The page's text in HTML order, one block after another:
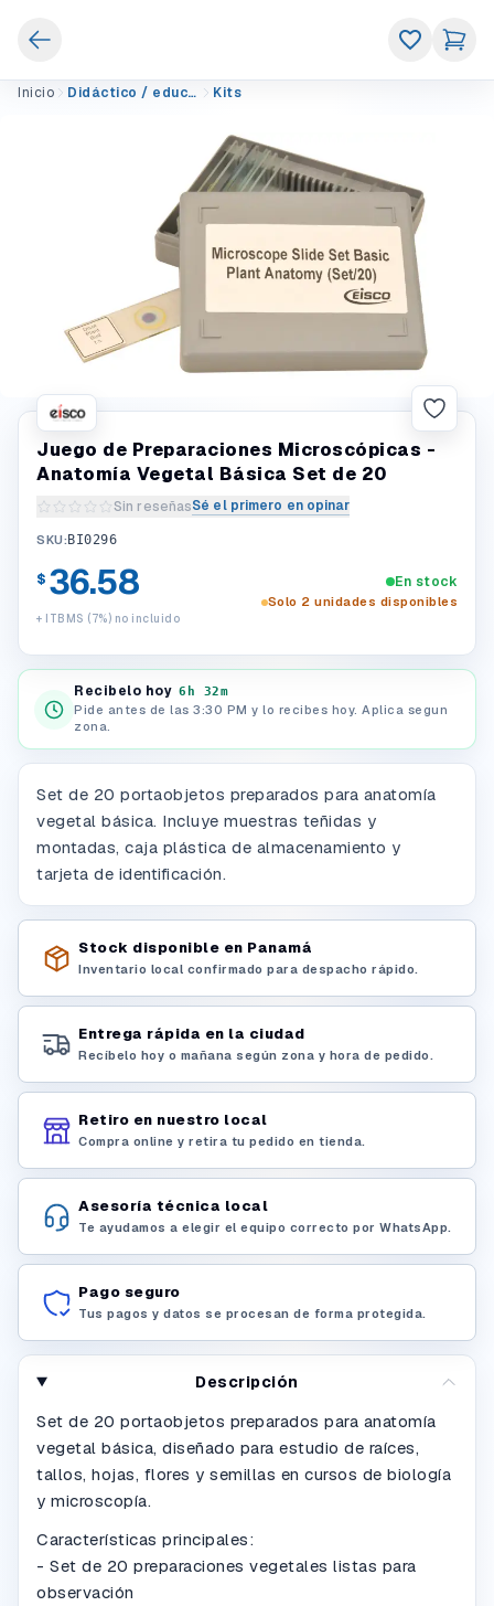
Inicio Didáctico / educativo Kits
Juego de Preparaciones Microscópicas -
Anatomía Vegetal Básica Set de 20
Sin reseñasSé el primero en opinar
Escribir una reseña del producto
SKU: BI0296
$ 36.58
+ ITBMS (7%) no incluido
En stock
Solo 2 unidades disponibles
Recibelo hoy 6h 32m
Pide antes de las 3:30 PM y lo recibes hoy. Aplica segun
zona.
Set de 20 portaobjetos preparados para anatomía
vegetal básica. Incluye muestras teñidas y
montadas, caja plástica de almacenamiento y
tarjeta de identificación.
Stock disponible en Panamá
Inventario local confirmado para despacho rápido.
Entrega rápida en la ciudad
Recíbelo hoy o mañana según zona y hora de pedido.
Retiro en nuestro local
Compra online y retira tu pedido en tienda.
Asesoría técnica local
Te ayudamos a elegir el equipo correcto por WhatsApp.
Pago seguro
Tus pagos y datos se procesan de forma protegida.
Descripción
Set de 20 portaobjetos preparados para anatomía
vegetal básica, diseñado para estudio de raíces,
tallos, hojas, flores y semillas en cursos de biología
y microscopía.
Características principales:
- Set de 20 preparaciones vegetales listas para
observación